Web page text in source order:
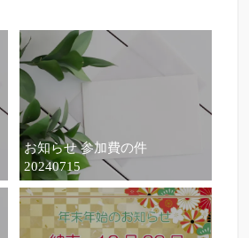
お知らせ 参加費の件
20240715